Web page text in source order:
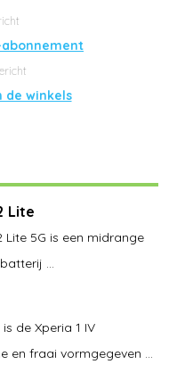
de winkels
Lite
Lite 5G is een midrange
...
de Xperia 1 IV
en fraai vormgegeven ...